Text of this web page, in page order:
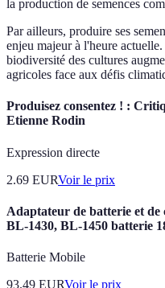
la production de semences
Par ailleurs, produire ses
enjeu majeur à l'heure actuelle.
biodiversité des cultures
agricoles face aux défis
Produisez consentez ! :
Etienne Rodin
Expression directe
2.69 EURVoir le prix
Adaptateur de batterie et
BL-1430, BL-1450 batterie
Batterie Mobile
93.49 EURVoir le prix